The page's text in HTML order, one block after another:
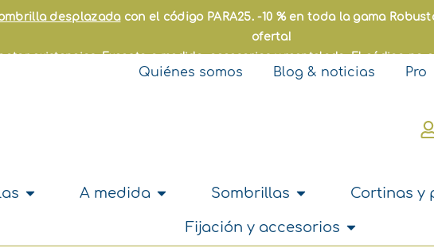
desplazadacon el código PARA25. -10 % en toda la gama
oferta!
existencias. Excepto a medida, accesorios y reentelado. El código no
Quiénes somos Blog & noticias Pro
Abrir VelasA medida Abrir A medida
Sombrillas Abrir Sombrillas
Cortinas y
Fijación y accesorios Abrir